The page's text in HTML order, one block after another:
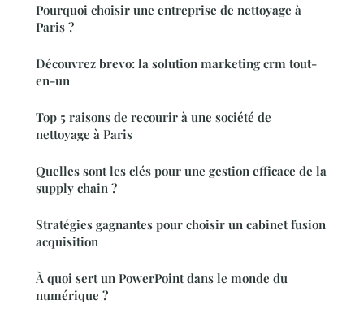
Pourquoi choisir une entreprise de nettoyage à
Paris ?
Découvrez brevo: la solution marketing crm tout-
en-un
Top 5 raisons de recourir à une société de
nettoyage à Paris
Quelles sont les clés pour une gestion efficace de la
supply chain ?
Stratégies gagnantes pour choisir un cabinet fusion
acquisition
À quoi sert un PowerPoint dans le monde du
numérique ?